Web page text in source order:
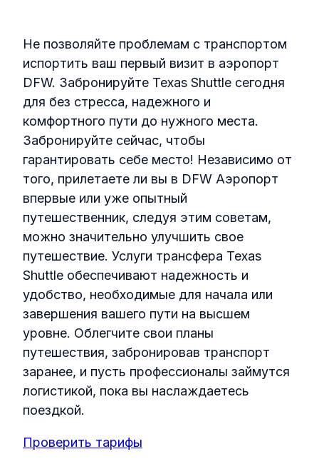
Не позволяйте проблемам с транспортом
испортить ваш первый визит в аэропорт
DFW. Забронируйте Texas Shuttle сегодня
для без стресса, надежного и
комфортного пути до нужного места.
Забронируйте сейчас, чтобы
гарантировать себе место! Независимо от
того, прилетаете ли вы в DFW Аэропорт
впервые или уже опытный
путешественник, следуя этим советам,
можно значительно улучшить свое
путешествие. Услуги трансфера Texas
Shuttle обеспечивают надежность и
удобство, необходимые для начала или
завершения вашего пути на высшем
уровне. Облегчите свои планы
путешествия, забронировав транспорт
заранее, и пусть профессионалы займутся
логистикой, пока вы наслаждаетесь
поездкой.
Проверить тарифы